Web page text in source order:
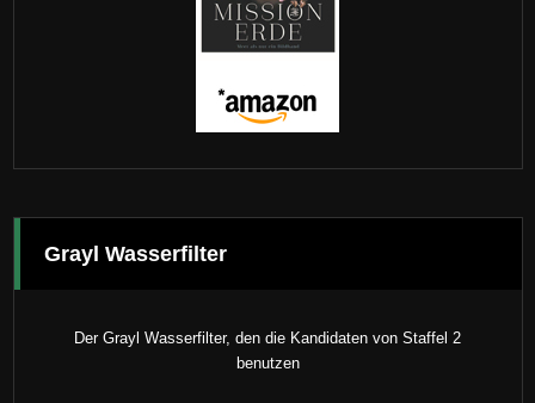
Grayl Wasserfilter
Der Grayl Wasserfilter, den die Kandidaten von Staffel 2
benutzen